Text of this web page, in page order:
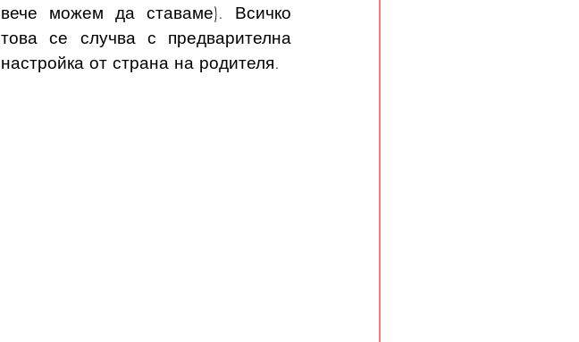
вече можем да ставаме). Всичко
това се случва с предварителна
настройка от страна на родителя.